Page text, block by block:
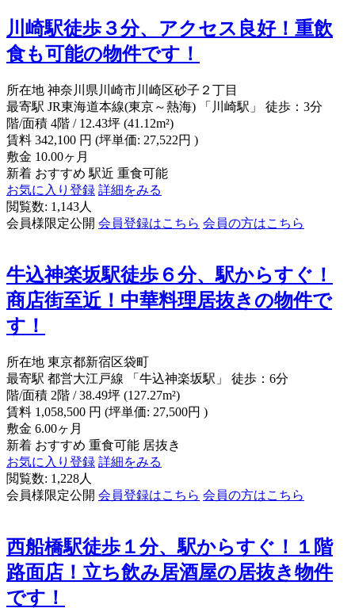
川崎駅徒歩３分、アクセス良好！重飲
食も可能の物件です！
所在地 神奈川県川崎市川崎区砂子２丁目
最寄駅 JR東海道本線(東京～熱海) 「川崎駅」 徒歩：3分
階/面積 4階 / 12.43坪 (41.12m²)
賃料 342,100 円 (坪単価: 27,522円 )
敷金 10.00ヶ月
新着 おすすめ 駅近 重食可能
お気に入り登録 詳細をみる
閲覧数: 1,143人
会員様限定公開 会員登録はこちら 会員の方はこちら
牛込神楽坂駅徒歩６分、駅からすぐ！
商店街至近！中華料理居抜きの物件で
す！
所在地 東京都新宿区袋町
最寄駅 都営大江戸線 「牛込神楽坂駅」 徒歩：6分
階/面積 2階 / 38.49坪 (127.27m²)
賃料 1,058,500 円 (坪単価: 27,500円 )
敷金 6.00ヶ月
新着 おすすめ 重食可能 居抜き
お気に入り登録 詳細をみる
閲覧数: 1,228人
会員様限定公開 会員登録はこちら 会員の方はこちら
西船橋駅徒歩１分、駅からすぐ！１階
路面店！立ち飲み居酒屋の居抜き物件
です！